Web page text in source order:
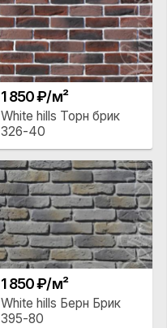
1 850 ₽/м²
White hills Торн брик
326-40
1 850 ₽/м²
White hills Берн Брик
395-80